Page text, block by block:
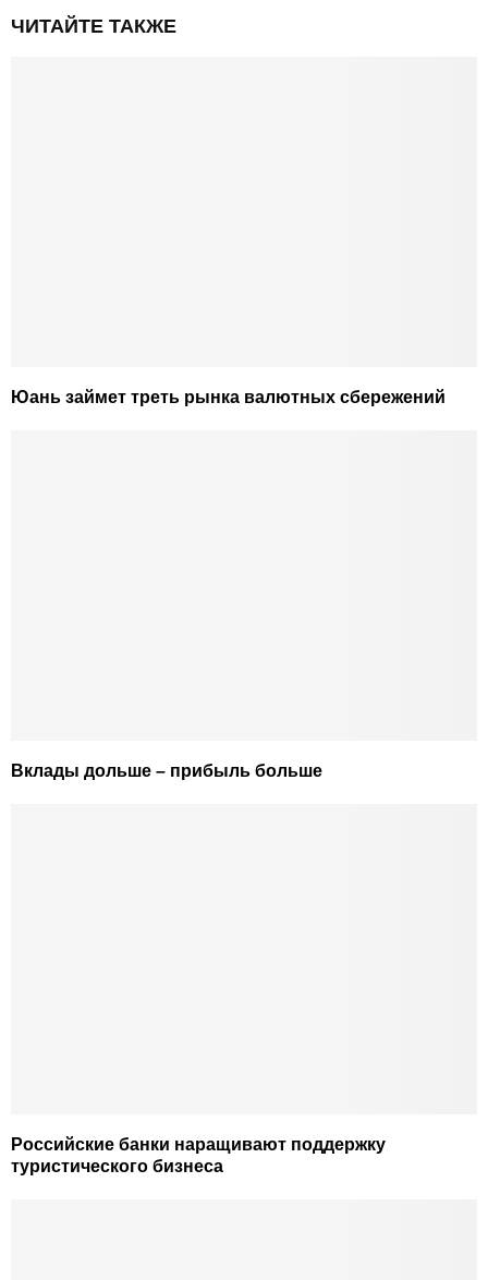
ЧИТАЙТЕ ТАКЖЕ
Юань займет треть рынка валютных сбережений
Вклады дольше – прибыль больше
Российские банки наращивают поддержку
туристического бизнеса